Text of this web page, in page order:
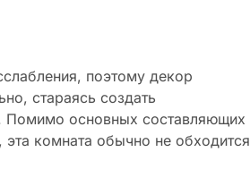
поэтому декор
стараясь создать
Помимо основных составляющих
комната обычно не обходится